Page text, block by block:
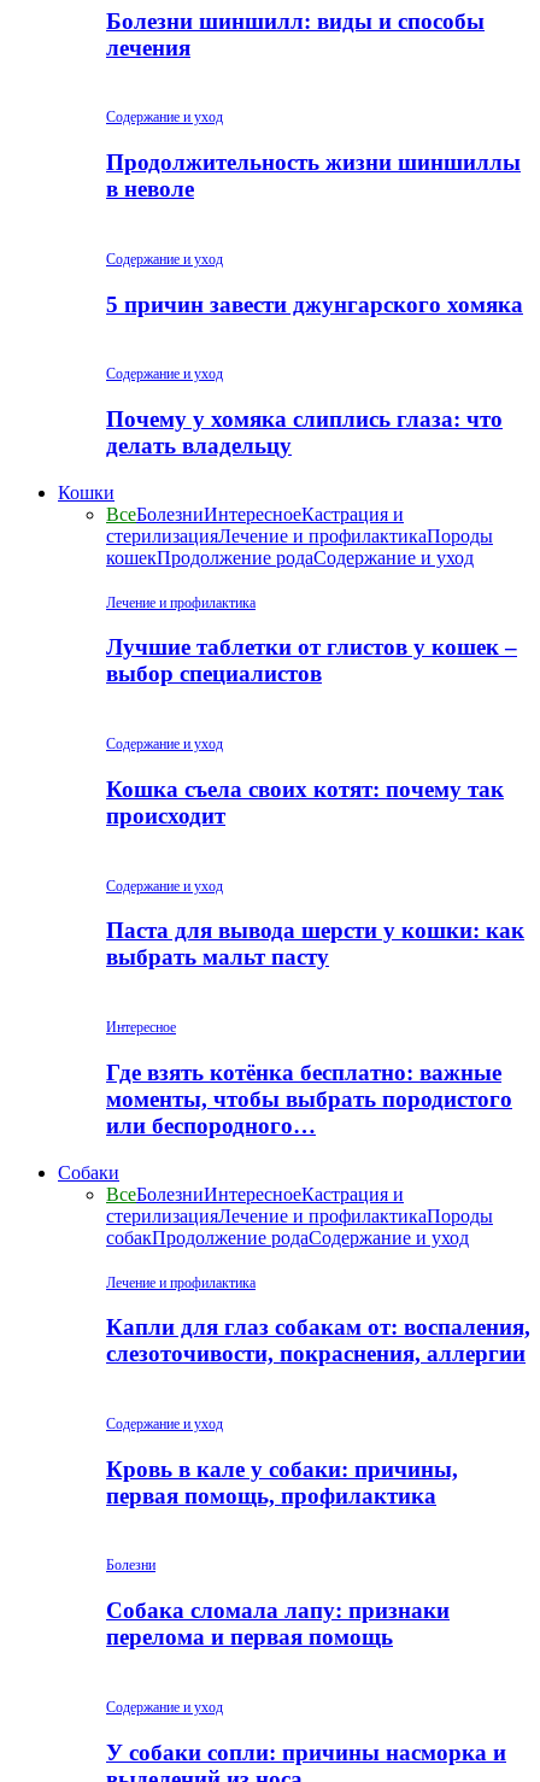
Болезни шиншилл: виды и способы
лечения
Содержание и уход
Продолжительность жизни шиншиллы
в неволе
Содержание и уход
5 причин завести джунгарского хомяка
Содержание и уход
Почему у хомяка слиплись глаза: что
делать владельцу
Кошки
ВсеБолезниИнтересноеКастрация и
стерилизацияЛечение и профилактикаПороды
кошекПродолжение родаСодержание и уход
Лечение и профилактика
Лучшие таблетки от глистов у кошек –
выбор специалистов
Содержание и уход
Кошка съела своих котят: почему так
происходит
Содержание и уход
Паста для вывода шерсти у кошки: как
выбрать мальт пасту
Интересное
Где взять котёнка бесплатно: важные
моменты, чтобы выбрать породистого
или беспородного…
Собаки
ВсеБолезниИнтересноеКастрация и
стерилизацияЛечение и профилактикаПороды
собакПродолжение родаСодержание и уход
Лечение и профилактика
Капли для глаз собакам от: воспаления,
слезоточивости, покраснения, аллергии
Содержание и уход
Кровь в кале у собаки: причины,
первая помощь, профилактика
Болезни
Собака сломала лапу: признаки
перелома и первая помощь
Содержание и уход
У собаки сопли: причины насморка и